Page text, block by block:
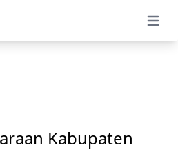
Open
Kabupaten